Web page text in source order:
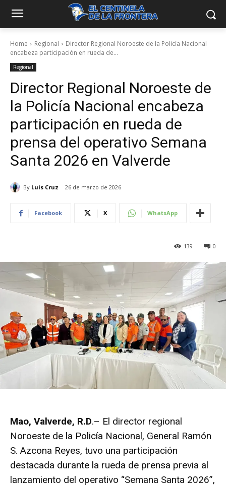
Home Regional
Director Regional Noroeste de la Policía Nacional
encabeza participación en rueda de...
Regional
Director Regional Noroeste de
la Policía Nacional encabeza
participación en rueda de
prensa del operativo Semana
Santa 2026 en Valverde
By Luis Cruz 26 de marzo de 2026
Facebook X WhatsApp
0
139
Mao, Valverde, R.D.– El director regional
Noroeste de la Policía Nacional, General Ramón
S. Azcona Reyes, tuvo una participación
destacada durante la rueda de prensa previa al
lanzamiento del operativo “Semana Santa 2026”,